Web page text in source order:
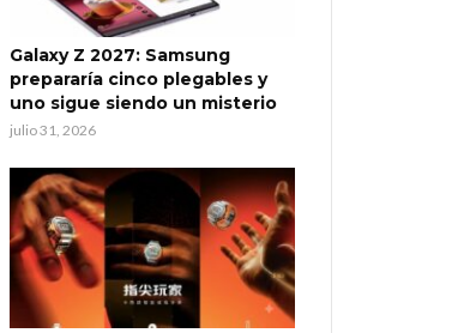
Galaxy Z 2027: Samsung
prepararía cinco plegables y
uno sigue siendo un misterio
julio 31, 2026